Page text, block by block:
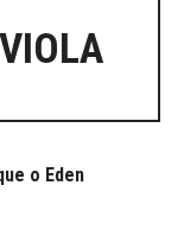
o Eden